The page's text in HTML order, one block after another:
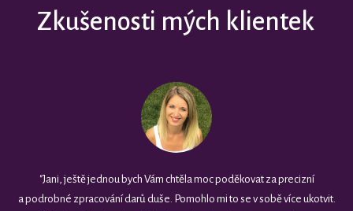
Zkušenosti mých klientek
"Jani, ještě jednou bych Vám chtěla moc poděkovat za precizní
a podrobné zpracování darů duše. Pomohlo mi to se v sobě více ukotvit.